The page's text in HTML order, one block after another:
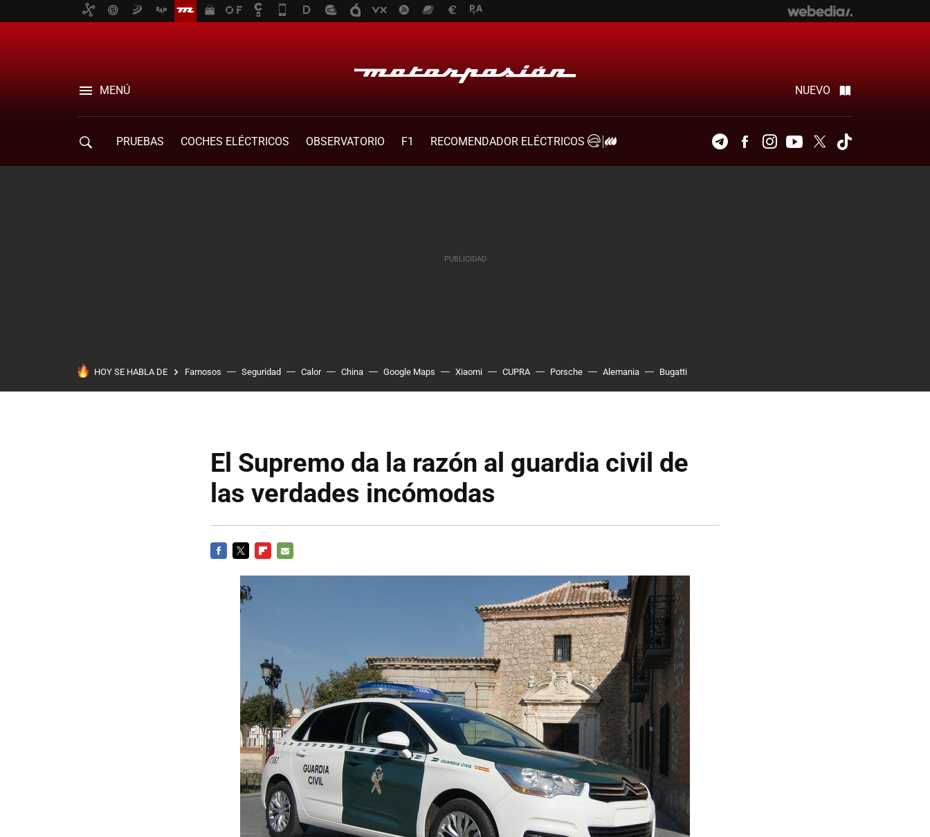
MENÚ NUEVO
PRUEBAS COCHES ELÉCTRICOS OBSERVATORIO F1
RECOMENDADOR ELÉCTRICOS
TelegramFacebookInstagramYoutubeTwitter
HOY SE HABLA DE Famosos Seguridad Calor China Google Maps Xiaomi CUPRA Porsche Alemania Bugatti
El Supremo da la razón al guardia civil de
las verdades incómodas